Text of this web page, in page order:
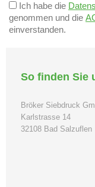
Ich habe die
genommen und die
einverstanden.
So finden Sie
Bröker Siebdruck
Karlstrasse 14
32108 Bad Salzuflen